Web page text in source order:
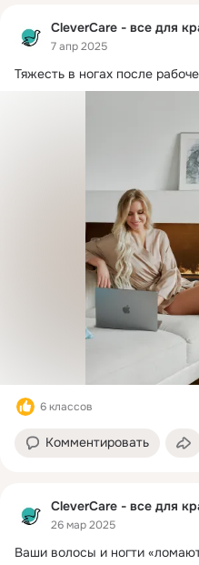
CleverCare - все для
7 апр 2025
Тяжесть в ногах после
6 классов
Комментировать
CleverCare - все для
26 мар 2025
Ваши волосы и ногти